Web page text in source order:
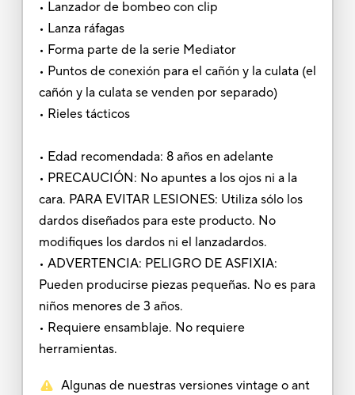
• Lanzador de bombeo con clip
• Lanza ráfagas
• Forma parte de la serie Mediator
• Puntos de conexión para el cañón y la culata (el
cañón y la culata se venden por separado)
• Rieles tácticos
• Edad recomendada: 8 años en adelante
• PRECAUCIÓN: No apuntes a los ojos ni a la
cara. PARA EVITAR LESIONES: Utiliza sólo los
dardos diseñados para este producto. No
modifiques los dardos ni el lanzadardos.
• ADVERTENCIA: PELIGRO DE ASFIXIA:
Pueden producirse piezas pequeñas. No es para
niños menores de 3 años.
• Requiere ensamblaje. No requiere
herramientas.
Algunas de nuestras versiones vintage o ant